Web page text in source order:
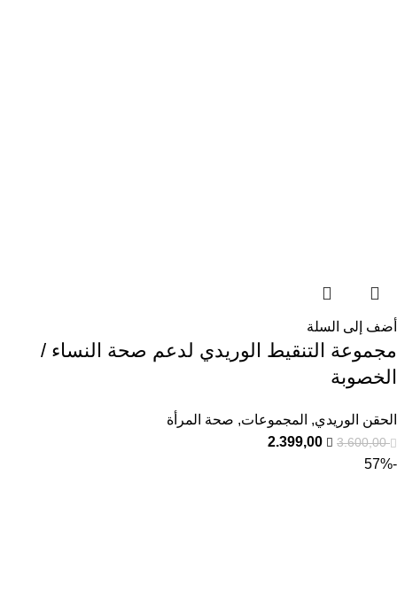
أضف إلى السلة
مجموعة التنقيط الوريدي لدعم صحة النساء /
الخصوبة
الحقن الوريدي, المجموعات, صحة المرأة
3.600,00
2.399,00
-57%